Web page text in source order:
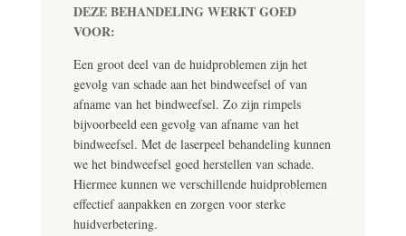
DEZE BEHANDELING WERKT GOED
VOOR:
Een groot deel van de huidproblemen zijn het
gevolg van schade aan het bindweefsel of van
afname van het bindweefsel. Zo zijn rimpels
bijvoorbeeld een gevolg van afname van het
bindweefsel. Met de laserpeel behandeling kunnen
we het bindweefsel goed herstellen van schade.
Hiermee kunnen we verschillende huidproblemen
effectief aanpakken en zorgen voor sterke
huidverbetering.